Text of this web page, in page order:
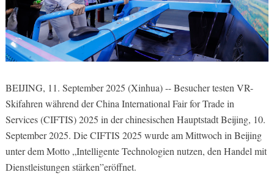
BEIJING, 11. September 2025 (Xinhua) -- Besucher testen VR-
Skifahren während der China International Fair for Trade in
Services (CIFTIS) 2025 in der chinesischen Hauptstadt Beijing, 10.
September 2025. Die CIFTIS 2025 wurde am Mittwoch in Beijing
unter dem Motto „Intelligente Technologien nutzen, den Handel mit
Dienstleistungen stärken”eröffnet.